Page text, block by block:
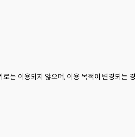
는 이용되지 않으며, 이용 목적이 변경되는 경